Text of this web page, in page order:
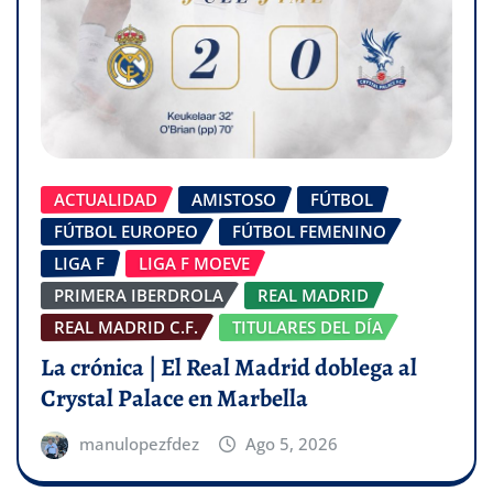
ACTUALIDAD AMISTOSO
FÚTBOL
FÚTBOL EUROPEO
FÚTBOL FEMENINO
LIGA F
LIGA F MOEVE
PRIMERA IBERDROLA
REAL MADRID
REAL MADRID C.F.
TITULARES DEL DÍA
La crónica | El Real Madrid doblega al
Crystal Palace en Marbella
manulopezfdez Ago 5, 2026